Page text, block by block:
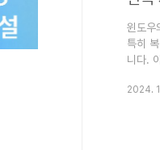
윈도우
특히
니다.
능입니
2024.